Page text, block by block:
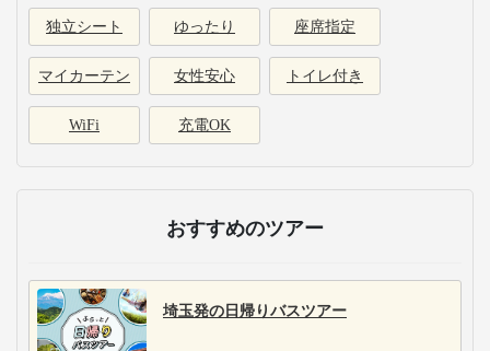
独立シート ゆったり 座席指定
マイカーテン 女性安心 トイレ付き
WiFi 充電OK
おすすめのツアー
埼玉発の日帰りバスツアー